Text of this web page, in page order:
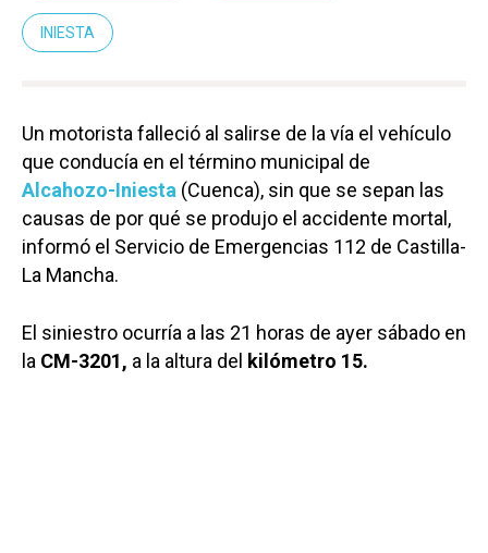
INIESTA
Un motorista falleció al salirse de la vía el vehículo
que conducía en el término municipal de
Alcahozo-Iniesta (Cuenca), sin que se sepan las
causas de por qué se produjo el accidente mortal,
informó el Servicio de Emergencias 112 de Castilla-
La Mancha.
El siniestro ocurría a las 21 horas de ayer sábado en
la CM-3201, a la altura del kilómetro 15.